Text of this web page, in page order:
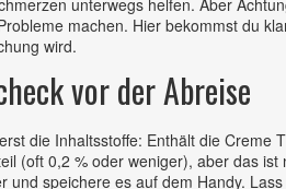
unterwegs helfen. Aber
machen. Hier bekommst du
wird.
vor der Abreise
die Inhaltsstoffe: Enthält die Creme
(oft 0,2 % oder weniger), aber das
und speichere es auf dem Handy.